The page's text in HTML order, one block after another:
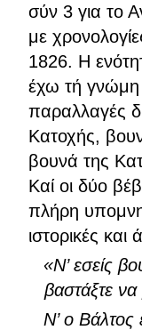
σύν 3 για το
με
1826. Η
έχω τή γνώμη
παραλλαγές
Κατοχής,
βουνά της
Καί οι δύο
πλήρη
ιστορικές
«Ν’ εσείς
βαστάξτε να
Ν’ ο Βάλτος